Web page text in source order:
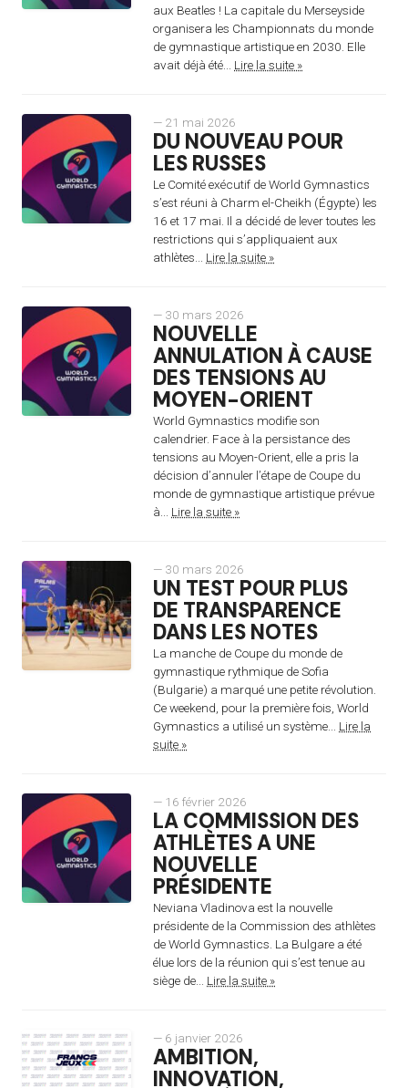
aux Beatles ! La capitale du Merseyside
organisera les Championnats du monde
de gymnastique artistique en 2030. Elle
avait déjà été... Lire la suite »
— 21 mai 2026
DU NOUVEAU POUR
LES RUSSES
Le Comité exécutif de World Gymnastics
s’est réuni à Charm el-Cheikh (Égypte) les
16 et 17 mai. Il a décidé de lever toutes les
restrictions qui s’appliquaient aux
athlètes... Lire la suite »
— 30 mars 2026
NOUVELLE
ANNULATION À CAUSE
DES TENSIONS AU
MOYEN-ORIENT
World Gymnastics modifie son
calendrier. Face à la persistance des
tensions au Moyen-Orient, elle a pris la
décision d’annuler l’étape de Coupe du
monde de gymnastique artistique prévue
à... Lire la suite »
— 30 mars 2026
UN TEST POUR PLUS
DE TRANSPARENCE
DANS LES NOTES
La manche de Coupe du monde de
gymnastique rythmique de Sofia
(Bulgarie) a marqué une petite révolution.
Ce weekend, pour la première fois, World
Gymnastics a utilisé un système... Lire la
suite »
— 16 février 2026
LA COMMISSION DES
ATHLÈTES A UNE
NOUVELLE
PRÉSIDENTE
Neviana Vladinova est la nouvelle
présidente de la Commission des athlètes
de World Gymnastics. La Bulgare a été
élue lors de la réunion qui s’est tenue au
siège de... Lire la suite »
— 6 janvier 2026
AMBITION,
INNOVATION,